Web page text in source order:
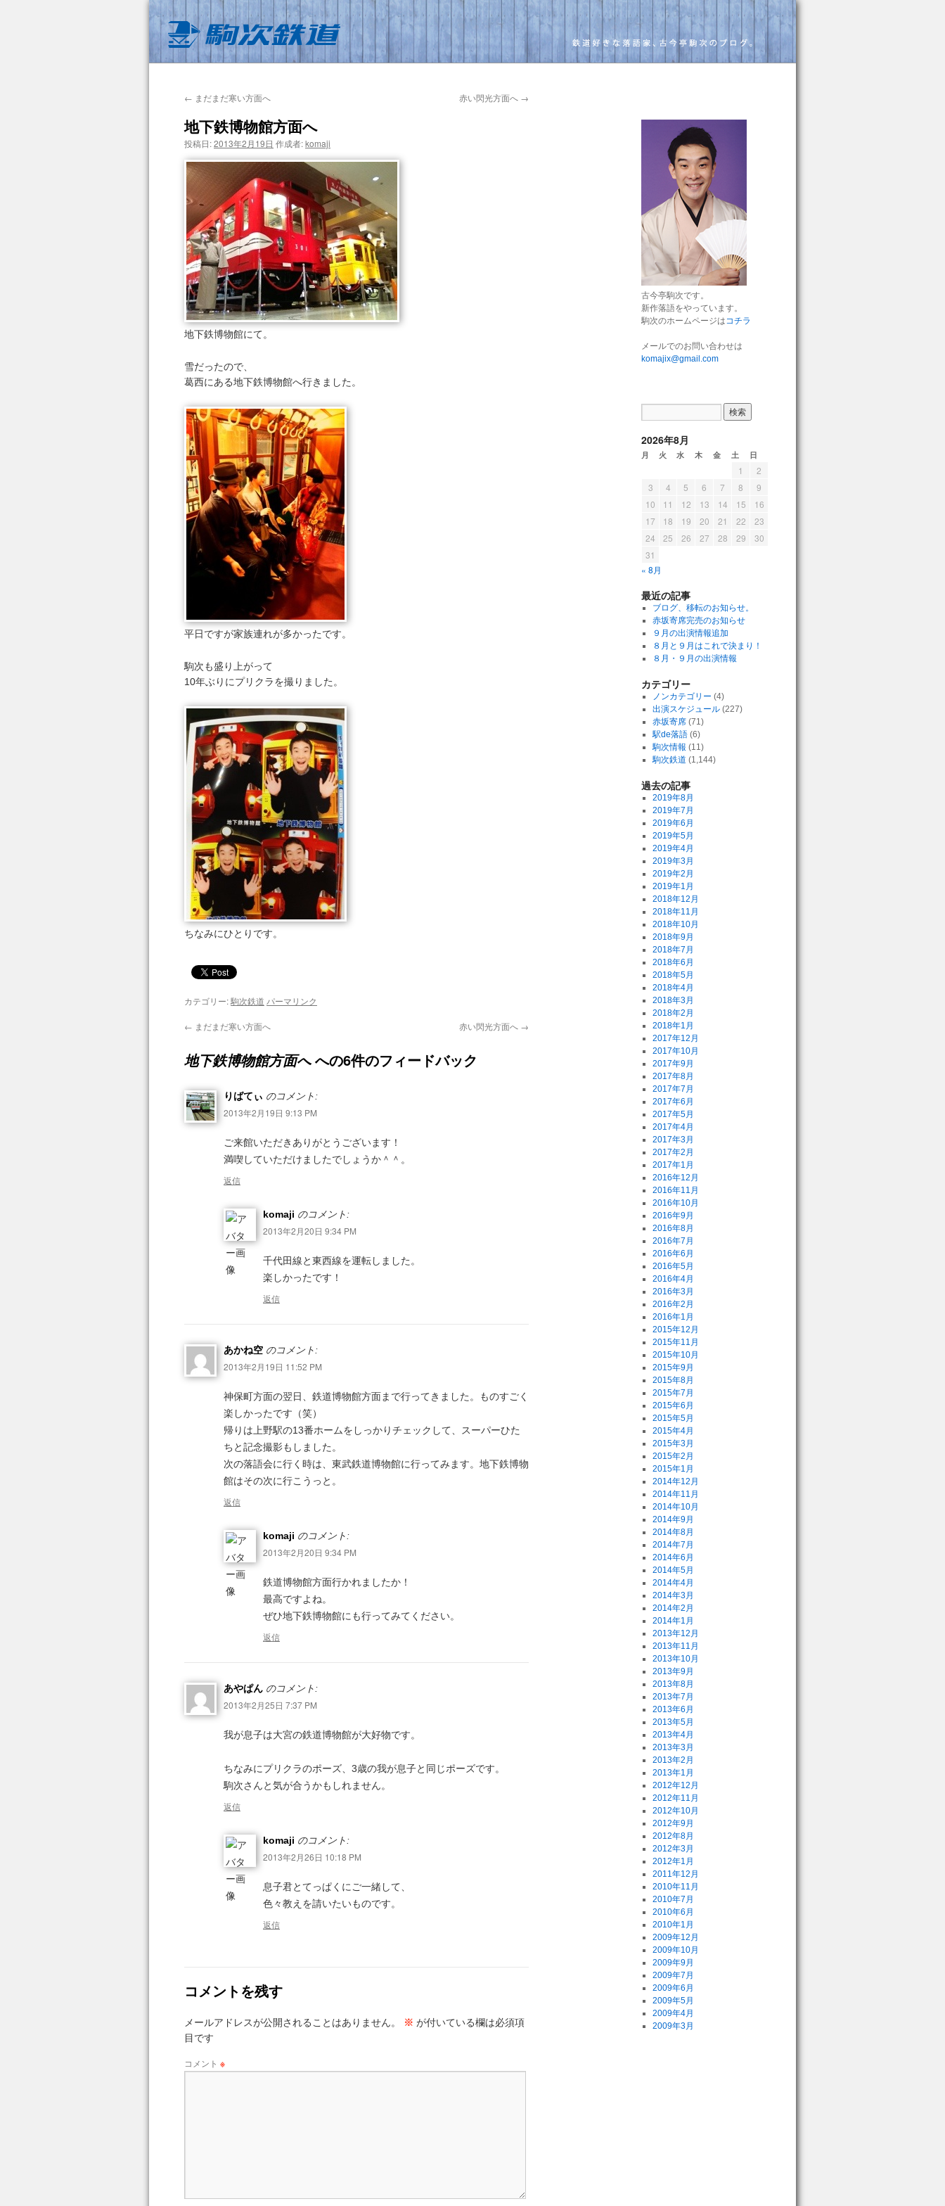
← まだまだ寒い方面へ 赤い閃光方面へ →
地下鉄博物館方面へ
投稿日:2013年2月19日 作成者:komaji
地下鉄博物館にて。
雪だったので、
葛西にある地下鉄博物館へ行きました。
平日ですが家族連れが多かったです。
駒次も盛り上がって
10年ぶりにプリクラを撮りました。
ちなみにひとりです。
カテゴリー:駒次鉄道 パーマリンク
← まだまだ寒い方面へ 赤い閃光方面へ →
地下鉄博物館方面へへの6件のフィードバック
りばてぃ のコメント:
2013年2月19日 9:13 PM
ご来館いただきありがとうございます！
満喫していただけましたでしょうか＾＾。
返信
komaji のコメント:
2013年2月20日 9:34 PM
千代田線と東西線を運転しました。
楽しかったです！
返信
あかね空 のコメント:
2013年2月19日 11:52 PM
神保町方面の翌日、鉄道博物館方面まで行ってきました。ものすごく
楽しかったです（笑）
帰りは上野駅の13番ホームをしっかりチェックして、スーパーひた
ちと記念撮影もしました。
次の落語会に行く時は、東武鉄道博物館に行ってみます。地下鉄博物
館はその次に行こうっと。
返信
komaji のコメント:
2013年2月20日 9:34 PM
鉄道博物館方面行かれましたか！
最高ですよね。
ぜひ地下鉄博物館にも行ってみてください。
返信
あやぱん のコメント:
2013年2月25日 7:37 PM
我が息子は大宮の鉄道博物館が大好物です。
ちなみにプリクラのポーズ、3歳の我が息子と同じポーズです。
駒次さんと気が合うかもしれません。
返信
komaji のコメント:
2013年2月26日 10:18 PM
息子君とてっぱくにご一緒して、
色々教えを請いたいものです。
返信
コメントを残す
メールアドレスが公開されることはありません。 ※ が付いている欄は必須項
目です
コメント ※
古今亭駒次です。
新作落語をやっています。
駒次のホームページはコチラ
メールでのお問い合わせは
komajix@gmail.com
2026年8月
月 火 水 木 金 土 日
1
2
3
4 5 6 7 8
9
10
11 12 13 14 15
16
17
18 19 20 21 22
23
24
25 26 27 28 29
30
31
« 8月
最近の記事
ブログ、移転のお知らせ。
赤坂寄席完売のお知らせ
９月の出演情報追加
８月と９月はこれで決まり！
８月・９月の出演情報
カテゴリー
ノンカテゴリー (4)
出演スケジュール(227)
赤坂寄席(71)
駅de落語(6)
駒次情報 (11)
駒次鉄道 (1,144)
過去の記事
2019年8月
2019年7月
2019年6月
2019年5月
2019年4月
2019年3月
2019年2月
2019年1月
2018年12月
2018年11月
2018年10月
2018年9月
2018年7月
2018年6月
2018年5月
2018年4月
2018年3月
2018年2月
2018年1月
2017年12月
2017年10月
2017年9月
2017年8月
2017年7月
2017年6月
2017年5月
2017年4月
2017年3月
2017年2月
2017年1月
2016年12月
2016年11月
2016年10月
2016年9月
2016年8月
2016年7月
2016年6月
2016年5月
2016年4月
2016年3月
2016年2月
2016年1月
2015年12月
2015年11月
2015年10月
2015年9月
2015年8月
2015年7月
2015年6月
2015年5月
2015年4月
2015年3月
2015年2月
2015年1月
2014年12月
2014年11月
2014年10月
2014年9月
2014年8月
2014年7月
2014年6月
2014年5月
2014年4月
2014年3月
2014年2月
2014年1月
2013年12月
2013年11月
2013年10月
2013年9月
2013年8月
2013年7月
2013年6月
2013年5月
2013年4月
2013年3月
2013年2月
2013年1月
2012年12月
2012年11月
2012年10月
2012年9月
2012年8月
2012年3月
2012年1月
2011年12月
2010年11月
2010年7月
2010年6月
2010年1月
2009年12月
2009年10月
2009年9月
2009年7月
2009年6月
2009年5月
2009年4月
2009年3月